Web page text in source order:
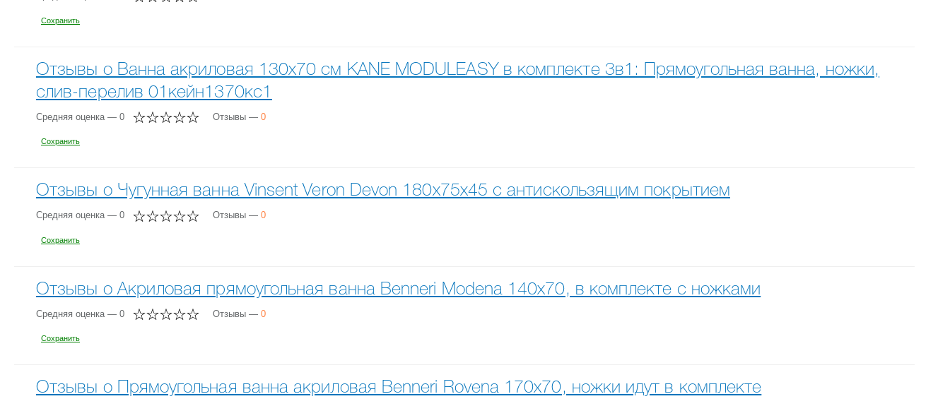
Сохранить
Отзывы о Ванна акриловая 130х70 см KANE MODULEASY в комплекте 3в1: Прямоугольная ванна, ножки,
слив-перелив 01кейн1370кс1
Средняя оценка — 0 Отзывы — 0
Сохранить
Отзывы о Чугунная ванна Vinsent Veron Devon 180x75x45 с антискользящим покрытием
Средняя оценка — 0 Отзывы — 0
Сохранить
Отзывы о Акриловая прямоугольная ванна Benneri Modena 140x70, в комплекте с ножками
Средняя оценка — 0 Отзывы — 0
Сохранить
Отзывы о Прямоугольная ванна акриловая Benneri Rovena 170x70, ножки идут в комплекте